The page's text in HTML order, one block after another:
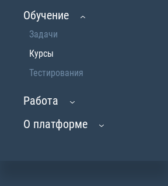
Обучение
Задачи
Курсы
Тестирования
Работа
О платформе